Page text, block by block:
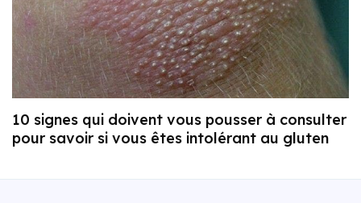
10 signes qui doivent vous pousser à consulter
pour savoir si vous êtes intolérant au gluten